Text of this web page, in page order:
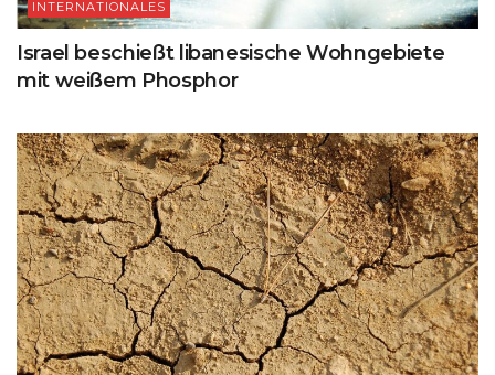
INTERNATIONALES
Israel beschießt libanesische Wohngebiete
mit weißem Phosphor